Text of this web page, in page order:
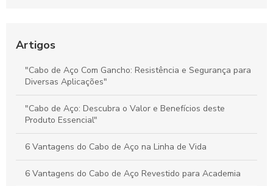
Saber para Escolher Corretamente
Preço e Qualidade do Cabo de Aço para Elevadores: Guia
Completo para Escolha Inteligente
Valor dos Cabos de Aço: Influência na Segurança e Eficiência
na Movimentação de Cargas
Artigos
"Cabo de Aço Com Gancho: Resistência e Segurança para
Diversas Aplicações"
"Cabo de Aço: Descubra o Valor e Benefícios deste
Produto Essencial"
6 Vantagens do Cabo de Aço na Linha de Vida
6 Vantagens do Cabo de Aço Revestido para Academia